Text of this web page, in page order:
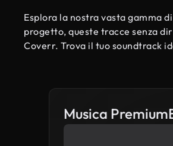
Esplora la nostra vasta gamma
progetto, queste tracce senza
Coverr. Trova il tuo soundtrack
Musica